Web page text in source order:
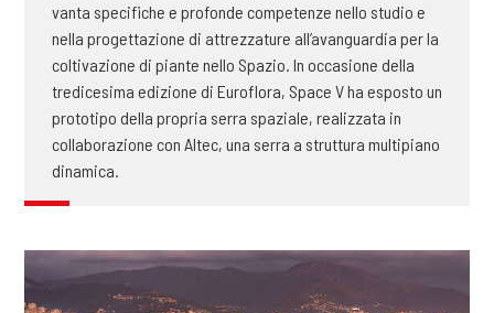
vanta specifiche e profonde competenze nello studio e
nella progettazione di attrezzature all’avanguardia per la
coltivazione di piante nello Spazio. In occasione della
tredicesima edizione di Euroflora, Space V ha esposto un
prototipo della propria serra spaziale, realizzata in
collaborazione con Altec, una serra a struttura multipiano
dinamica.